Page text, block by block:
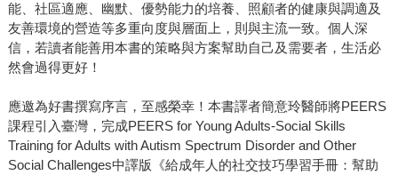
能、社區適應、幽默、優勢能力的培養、照顧者的健康與調適及
友善環境的營造等多重向度與層面上，則與主流一致。個人深
信，若讀者能善用本書的策略與方案幫助自己及需要者，生活必
然會過得更好！
應邀為好書撰寫序言，至感榮幸！本書譯者簡意玲醫師將PEERS
課程引入臺灣，完成PEERS for Young Adults-Social Skills
Training for Adults with Autism Spectrum Disorder and Other
Social Challenges中譯版《給成年人的社交技巧學習手冊：幫助